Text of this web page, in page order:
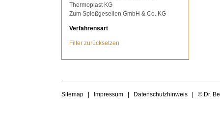
Thermoplast KG
Zum Spießgesellen GmbH & Co. KG
Verfahrensart
Filter zurücksetzen
Sitemap Impressum Datenschutzhinweis © Dr.